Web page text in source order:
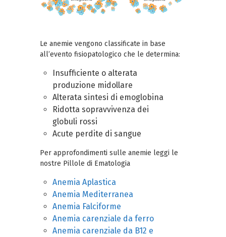
Le anemie vengono classificate in base
all’evento fisiopatologico che le determina:
Insufficiente o alterata
produzione midollare
Alterata sintesi di emoglobina
Ridotta sopravvivenza dei
globuli rossi
Acute perdite di sangue
Per approfondimenti sulle anemie leggi le
nostre Pillole di Ematologia
Anemia Aplastica
Anemia Mediterranea
Anemia Falciforme
Anemia carenziale da ferro
Anemia carenziale da B12 e